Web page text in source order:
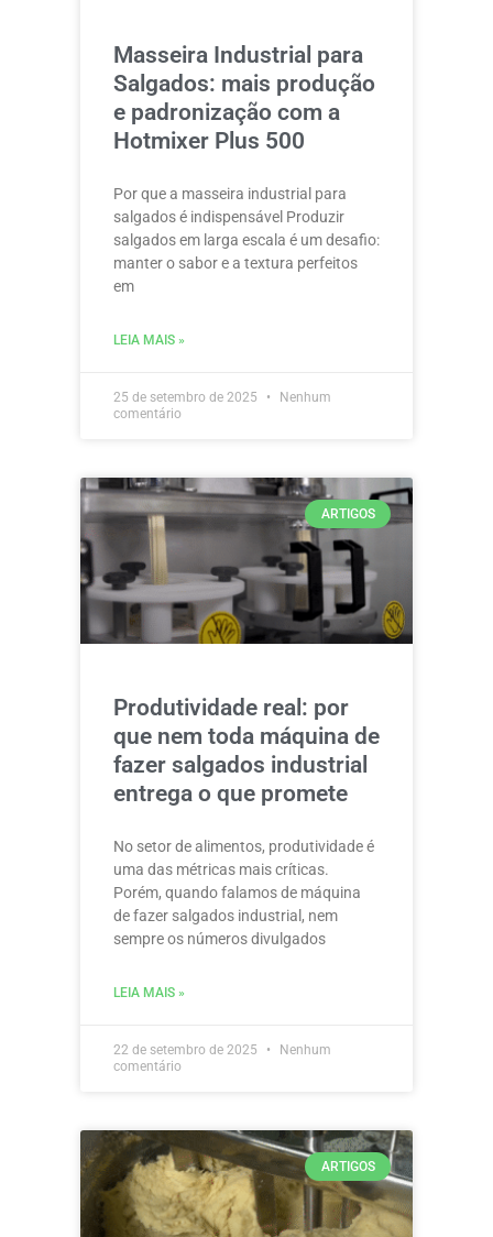
Masseira Industrial para
Salgados: mais produção
e padronização com a
Hotmixer Plus 500
Por que a masseira industrial para
salgados é indispensável Produzir
salgados em larga escala é um desafio:
manter o sabor e a textura perfeitos
em
LEIA MAIS »
25 de setembro de 2025
Nenhum
comentário
ARTIGOS
Produtividade real: por
que nem toda máquina de
fazer salgados industrial
entrega o que promete
No setor de alimentos, produtividade é
uma das métricas mais críticas.
Porém, quando falamos de máquina
de fazer salgados industrial, nem
sempre os números divulgados
LEIA MAIS »
22 de setembro de 2025
Nenhum
comentário
ARTIGOS